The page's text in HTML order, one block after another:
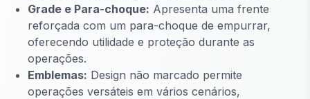
Grade e Para-choque: Apresenta uma frente
reforçada com um para-choque de empurrar,
oferecendo utilidade e proteção durante as
operações.
Emblemas: Design não marcado permite
operações versáteis em vários cenários,